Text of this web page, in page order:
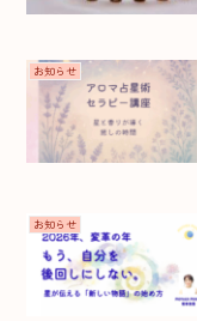
お知らせ
お知らせ